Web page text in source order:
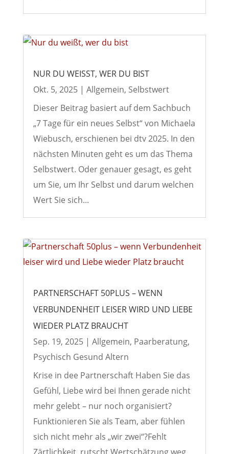
NUR DU WEISST, WER DU BIST
Okt. 5, 2025| Allgemein, Selbstwert
Dieser Beitrag basiert auf dem Sachbuch
„7 Tage für ein neues Selbst“ von Michaela
Wiebusch, erschienen bei dtv 2025. In den
nächsten Minuten geht es um das Thema
Selbstwert. Oder genauer gesagt, es geht
um Sie, um Ihr Selbst und darum welchen
Wert Sie sich...
PARTNERSCHAFT 50PLUS – WENN
VERBUNDENHEIT LEISER WIRD UND LIEBE
WIEDER PLATZ BRAUCHT
Sep. 19, 2025| Allgemein, Paarberatung,
Psychisch Gesund Altern
Krise in dee Partnerschaft Haben Sie das
Gefühl, Liebe wird bei Ihnen gerade nicht
mehr gelebt – nur noch organisiert?
Funktionieren Sie als Team, aber fühlen
sich nicht mehr als „wir zwei“?Fehlt